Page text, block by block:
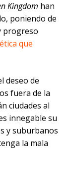
Kingdom han
poniendo de
progreso
que
deseo de
fuera de la
ciudades al
innegable su
y suburbanos
la mala